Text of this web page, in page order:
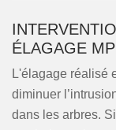
ÉLAGAGE
L'élagage réalisé
diminuer
dans les arbres.